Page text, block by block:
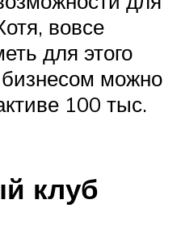
вовсе
для этого
можно
100 тыс.
клуб